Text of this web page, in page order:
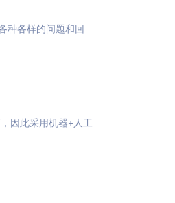
种各样的问题和回
因此采用机器+人工